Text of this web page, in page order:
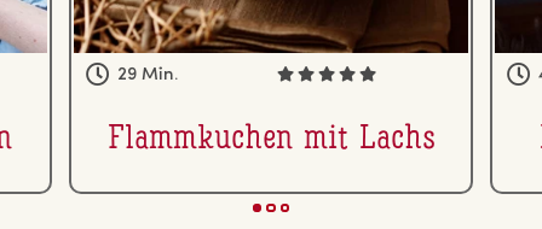
29 Min.
Flamm­ku­chen mit Lachs